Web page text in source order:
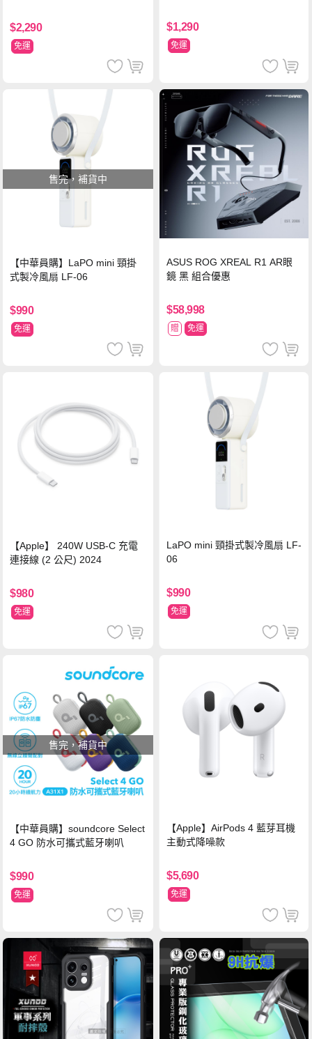
$2,290
免運
$1,290
免運
售完，補貨中
【中華員購】LaPO mini 頸掛
式製冷風扇 LF-06
$990
免運
ASUS ROG XREAL R1 AR眼
鏡 黑 組合優惠
$58,998
贈 免運
【Apple】 240W USB-C 充電
連接線 (2 公尺) 2024
$980
免運
LaPO mini 頸掛式製冷風扇 LF-
06
$990
免運
售完，補貨中
【中華員購】soundcore Select
4 GO 防水可攜式藍牙喇叭
$990
免運
【Apple】AirPods 4 藍芽耳機
主動式降噪款
$5,690
免運